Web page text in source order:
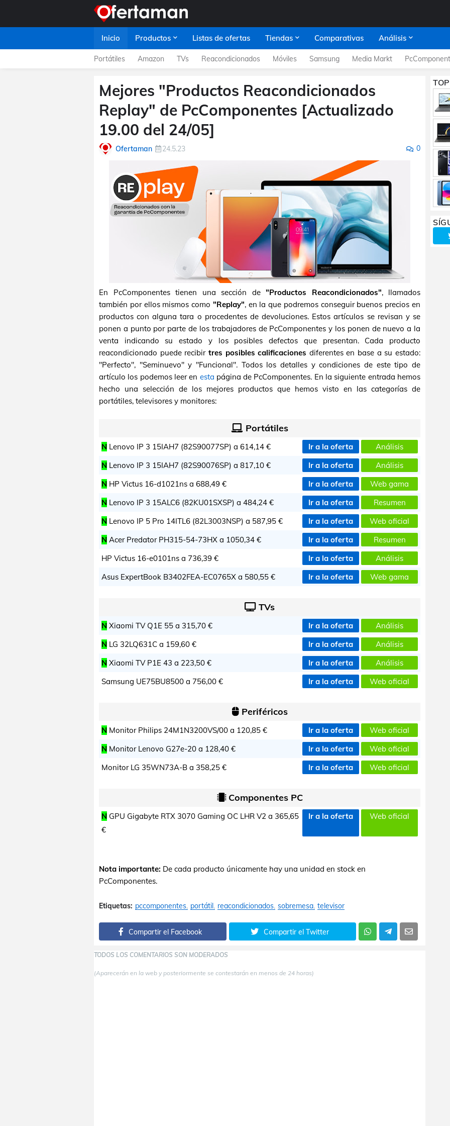
Inicio Productos Listas de ofertas Tiendas Comparativas Análisis
Portátiles Amazon TVs Reacondicionados Móviles Samsung Media Markt
Mejores "Productos Reacondicionados
Replay" de PcComponentes [Actualizado
19.00 del 24/05]
Ofertaman 24.5.23 0
En PcComponentes tienen una sección de "Productos Reacondicionados", llamados
también por ellos mismos como "Replay", en la que podremos conseguir buenos precios en
productos con alguna tara o procedentes de devoluciones. Estos artículos se revisan y se
ponen a punto por parte de los trabajadores de PcComponentes y los ponen de nuevo a la
venta indicando su estado y los posibles defectos que presentan. Cada producto
reacondicionado puede recibir tres posibles calificaciones diferentes en base a su estado:
"Perfecto", "Seminuevo" y "Funcional". Todos los detalles y condiciones de este tipo de
artículo los podemos leer en esta página de PcComponentes. En la siguiente entrada hemos
hecho una selección de los mejores productos que hemos visto en las categorías de
portátiles, televisores y monitores:
Portátiles
N Lenovo IP 3 15IAH7 (82S90077SP) a 614,14 € Ir a la oferta
Análisis
N Lenovo IP 3 15IAH7 (82S90076SP) a 817,10 € Ir a la oferta
Análisis
N HP Victus 16-d1021ns a 688,49 € Ir a la oferta
Web gama
N Lenovo IP 3 15ALC6 (82KU01SXSP) a 484,24 € Ir a la oferta
Resumen
N Lenovo IP 5 Pro 14ITL6 (82L3003NSP) a 587,95 € Ir a la oferta
Web oficial
N Acer Predator PH315-54-73HX a 1050,34 € Ir a la oferta
Resumen
HP Victus 16-e0101ns a 736,39 € Ir a la oferta
Análisis
Asus ExpertBook B3402FEA-EC0765X a 580,55 € Ir a la oferta Web gama
TVs
N Xiaomi TV Q1E 55 a 315,70 € Ir a la oferta
Análisis
N LG 32LQ631C a 159,60 € Ir a la oferta
Análisis
N Xiaomi TV P1E 43 a 223,50 € Ir a la oferta
Análisis
Samsung UE75BU8500 a 756,00 € Ir a la oferta Web oficial
Periféricos
N Monitor Philips 24M1N3200VS/00 a 120,85 € Ir a la oferta
Web oficial
N Monitor Lenovo G27e-20 a 128,40 € Ir a la oferta
Web oficial
Monitor LG 35WN73A-B a 358,25 € Ir a la oferta Web oficial
Componentes PC
N GPU Gigabyte RTX 3070 Gaming OC LHR V2 a 365,65
€
Ir a la oferta Web oficial
Nota importante: De cada producto únicamente hay una unidad en stock en
PcComponentes.
Etiquetas: pccomponentes portátil reacondicionados sobremesa televisor
Compartir el Facebook Compartir el Twitter
TODOS LOS COMENTARIOS SON MODERADOS
(Aparecerán en la web y posteriormente se contestarán en menos de 24 horas)